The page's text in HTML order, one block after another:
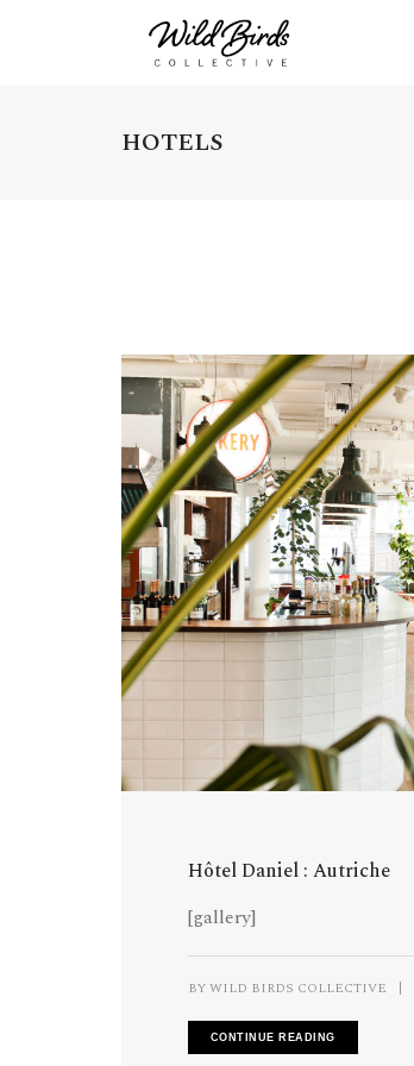
HOTELS
Hôtel Daniel : Autriche
[gallery]
BYWILD BIRDS COLLECTIVE |
CONTINUE READING